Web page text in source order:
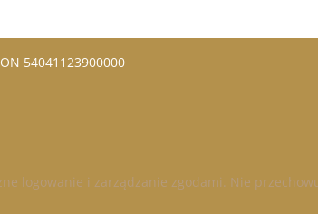
54041123900000
logowanie i zarządzanie zgodami. Nie